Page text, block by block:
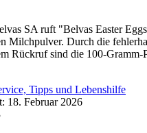
SA ruft "Belvas Easter
Milchpulver. Durch die
Rückruf sind die 100-
Tipps und Lebenshilfe
18. Februar 2026